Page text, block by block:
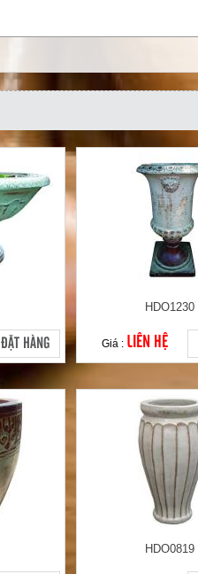
ĐẶT HÀNG
HDO1230
Giá : LIÊN HỆ
HDO0819